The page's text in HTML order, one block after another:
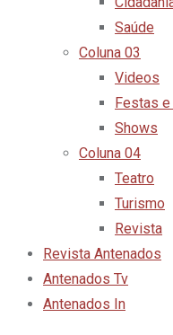
Saúde
Coluna 03
Videos
Festas
Shows
Coluna 04
Teatro
Turismo
Revista
Revista Antenados
Antenados Tv
Antenados In